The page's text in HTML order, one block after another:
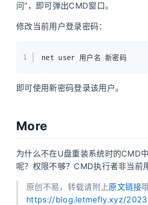
问”，即可弹出CMD窗口。
修改当前用户登录密码：
1 net user 用户名 新密码
即可使用新密码登录该用户。
More
为什么不在U盘重装系统时的CMD
呢？权限不够？CMD执行者非当前
原创不易，转载请附上原文链接
https://blog.letmefly.xyz/